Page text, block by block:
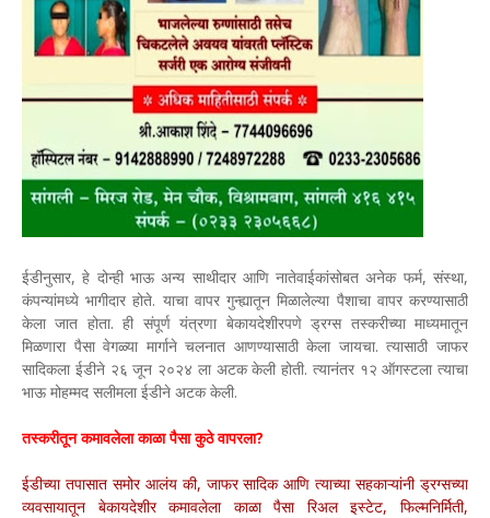
ईडीनुसार, हे दोन्ही भाऊ अन्य साथीदार आणि नातेवाईकांसोबत अनेक फर्म, संस्था,
कंपन्यांमध्ये भागीदार होते. याचा वापर गुन्ह्यातून मिळालेल्या पैशाचा वापर करण्यासाठी
केला जात होता. ही संपूर्ण यंत्रणा बेकायदेशीरपणे ड्रग्स तस्करीच्या माध्यमातून
मिळणारा पैसा वेगळ्या मार्गाने चलनात आणण्यासाठी केला जायचा. त्यासाठी जाफर
सादिकला ईडीने २६ जून २०२४ ला अटक केली होती. त्यानंतर १२ ऑगस्टला त्याचा
भाऊ मोहम्मद सलीमला ईडीने अटक केली.
तस्करीतून कमावलेला काळा पैसा कुठे वापरला?
ईडीच्या तपासात समोर आलंय की, जाफर सादिक आणि त्याच्या सहकाऱ्यांनी ड्रग्सच्या
व्यवसायातून बेकायदेशीर कमावलेला काळा पैसा रिअल इस्टेट, फिल्मनिर्मिती,